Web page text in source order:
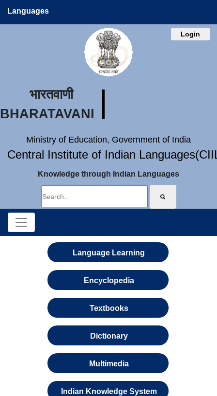
Languages
Login
भारतवाणी
BHARATAVANI
Ministry of Education, Government of India
Central Institute of Indian
Knowledge through Indian Languages
Language Learning
Encyclopedia
Textbooks
Dictionary
Multimedia
Indian Knowledge System